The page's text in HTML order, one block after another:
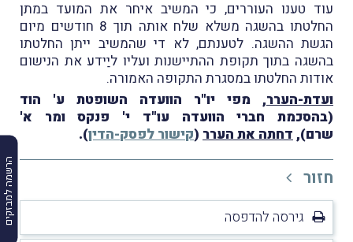
הרשמה למבזקים
עוד טענו העוררים, כי המשיב איחר את המועד במתן
החלטתו בהשגה משלא שלח אותה תוך 8 חודשים מיום
הגשת ההשגה. לטענתם, לא די שהמשיב ייתן החלטתו
בהשגה בתוך תקופת ההתיישנות ועליו ליַידע את הנישום
אודות החלטתו במסגרת התקופה האמורה.
ועדת-הערר, מפי יו"ר הוועדה השופטת ע' הוד
(בהסכמת חברי הוועדה עו"ד י' פנקס ומר א'
שרם), דחתה את הערר (קישור לפסק-הדין).
חזור
גירסה להדפסה